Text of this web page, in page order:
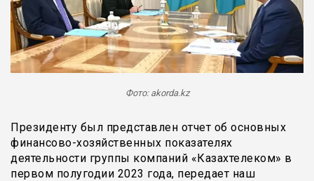
Фото: akorda.kz
Президенту был представлен отчет об основных
финансово-хозяйственных показателях
деятельности группы компаний «Казахтелеком» в
первом полугодии 2023 года, передает наш